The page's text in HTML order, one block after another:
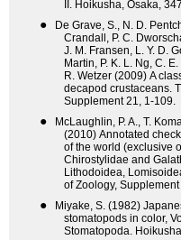
II. Hoikusha, Osaka,
●
De Grave, S., N. D.
Crandall, P. C.
J. M. Fransen, L. Y. D.
Martin, P. K. L. Ng, C.
R. Wetzer (2009) A
decapod crustaceans.
Supplement 21, 1-109.
●
McLaughlin, P. A., T.
(2010) Annotated
of the world (exclusive
Chirostylidae and
Lithodoidea,
of Zoology,
●
Miyake, S. (1982)
stomatopods in color,
Stomatopoda.